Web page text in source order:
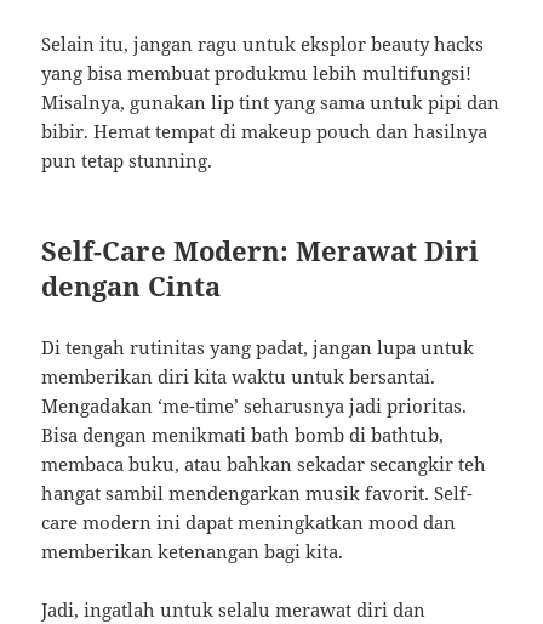
Selain itu, jangan ragu untuk eksplor beauty hacks
yang bisa membuat produkmu lebih multifungsi!
Misalnya, gunakan lip tint yang sama untuk pipi dan
bibir. Hemat tempat di makeup pouch dan hasilnya
pun tetap stunning.
Self-Care Modern: Merawat Diri
dengan Cinta
Di tengah rutinitas yang padat, jangan lupa untuk
memberikan diri kita waktu untuk bersantai.
Mengadakan ‘me-time’ seharusnya jadi prioritas.
Bisa dengan menikmati bath bomb di bathtub,
membaca buku, atau bahkan sekadar secangkir teh
hangat sambil mendengarkan musik favorit. Self-
care modern ini dapat meningkatkan mood dan
memberikan ketenangan bagi kita.
Jadi, ingatlah untuk selalu merawat diri dan